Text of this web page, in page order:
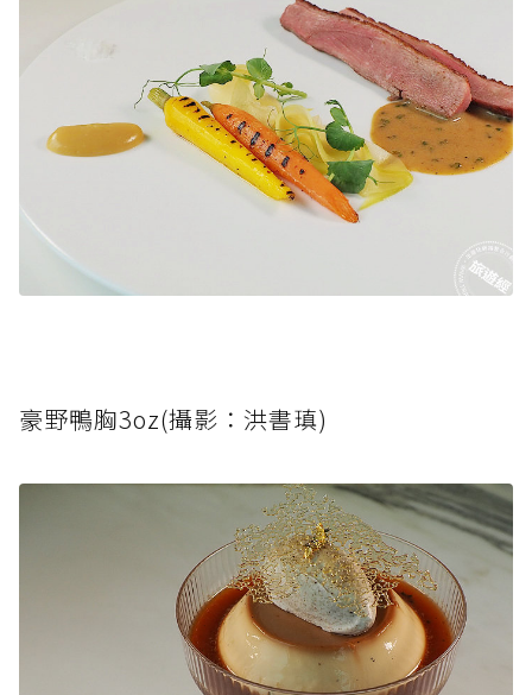
豪野鴨胸3oz(攝影：洪書瑱)